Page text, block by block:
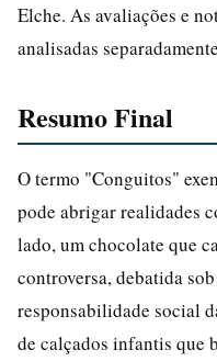
Elche. As avaliações e
analisadas
Resumo Final
O termo "Conguitos"
pode abrigar realidades
lado, um chocolate que
controversa, debatida
responsabilidade social
de calçados infantis que